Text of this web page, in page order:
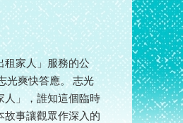
租家人」服務的公
光爽快答應。 志光
人」，誰知這個臨時
事讓觀眾作深入的